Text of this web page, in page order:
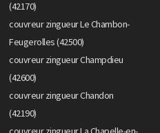
(42170)
couvreur zingueur Le Chambon-
Feugerolles (42500)
couvreur zingueur Champdieu
(42600)
couvreur zingueur Chandon
(42190)